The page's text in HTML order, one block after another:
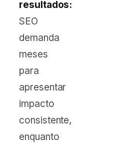
resultados:
SEO
demanda
meses
para
apresentar
impacto
consistente,
enquanto